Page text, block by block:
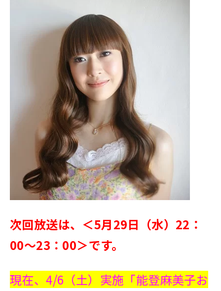
次回放送は、＜5月29日（水）22：
00～23：00＞です。
現在、4/6（土）実施「能登麻美子お